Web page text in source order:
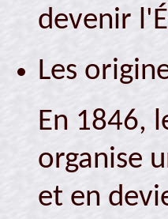
devenir
Les
En 1846,
organise
et en